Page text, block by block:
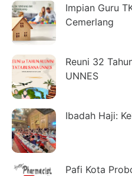
Impian Guru
Cemerlang
Reuni 32
UNNES
Ibadah Haji:
Pafi Kota